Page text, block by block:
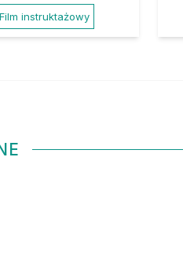
Film instruktażowy